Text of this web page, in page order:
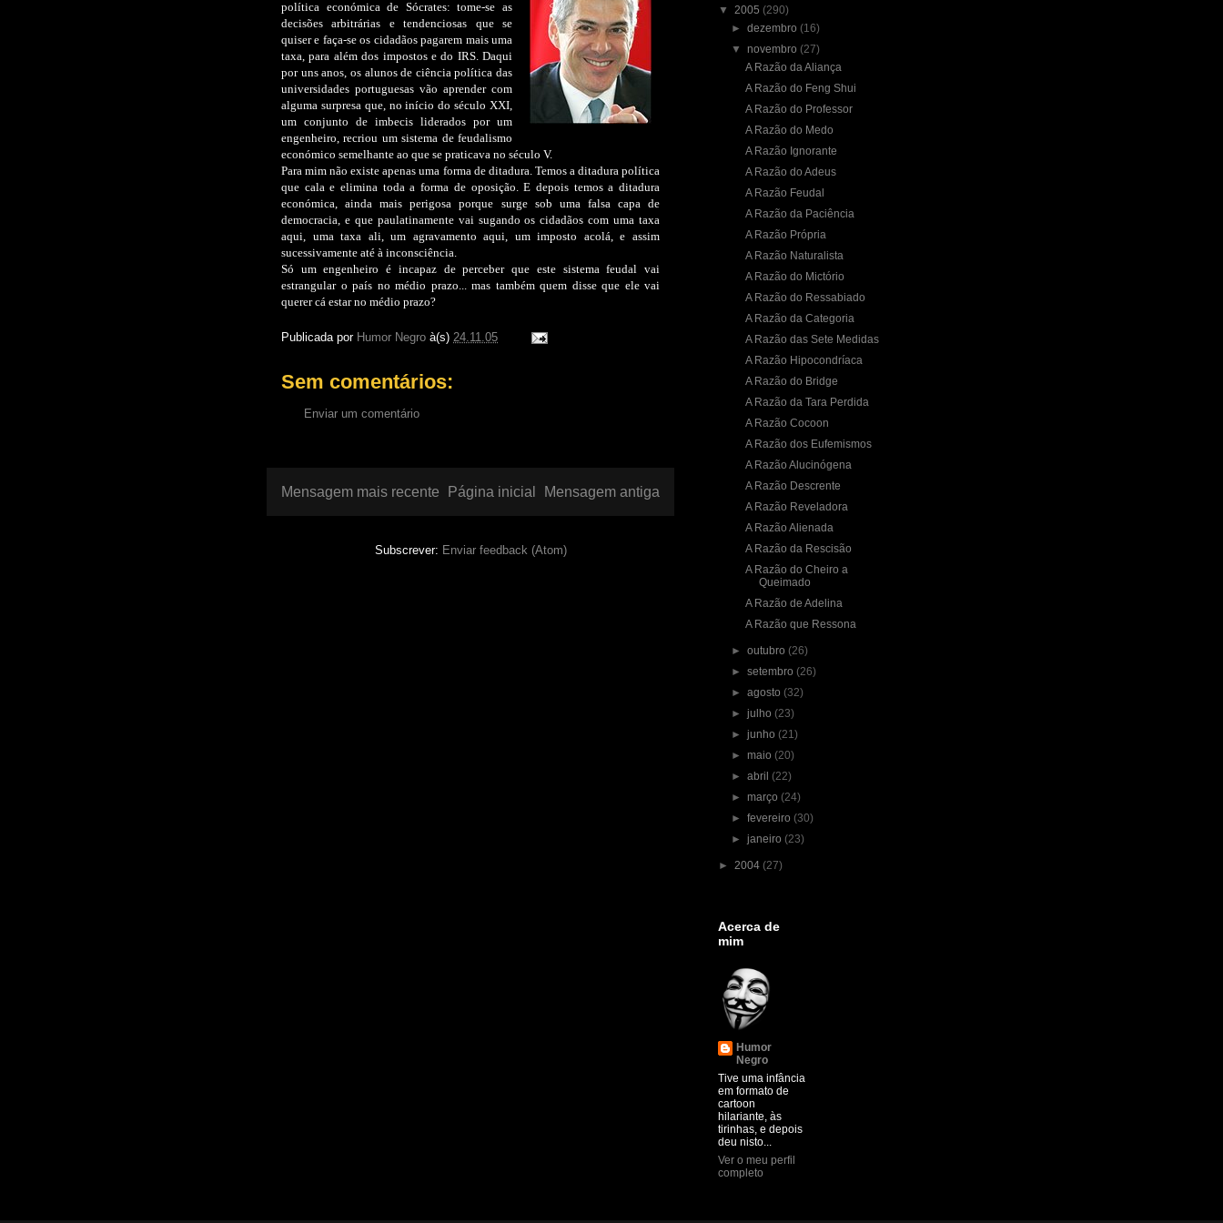
política económica de Sócrates: tome-se as
decisões arbitrárias e tendenciosas que se
quiser e faça-se os cidadãos pagarem mais uma
taxa, para além dos impostos e do IRS. Daqui
por uns anos, os alunos de ciência política das
universidades portuguesas vão aprender com
alguma surpresa que, no início do século XXI,
um conjunto de imbecis liderados por um
engenheiro, recriou um sistema de feudalismo
económico semelhante ao que se praticava no século V.
Para mim não existe apenas uma forma de ditadura. Temos a ditadura política
que cala e elimina toda a forma de oposição. E depois temos a ditadura
económica, ainda mais perigosa porque surge sob uma falsa capa de
democracia, e que paulatinamente vai sugando os cidadãos com uma taxa
aqui, uma taxa ali, um agravamento aqui, um imposto acolá, e assim
sucessivamente até à inconsciência.
Só um engenheiro é incapaz de perceber que este sistema feudal vai
estrangular o país no médio prazo... mas também quem disse que ele vai
querer cá estar no médio prazo?
Publicada por Humor Negro à(s) 24.11.05
Sem comentários:
Enviar um comentário
Mensagem mais recente Mensagem antiga
Página inicial
Subscrever: Enviar feedback (Atom)
▼ 2005 (290)
►dezembro (16)
▼novembro (27)
A Razão da Aliança
A Razão do Feng Shui
A Razão do Professor
A Razão do Medo
A Razão Ignorante
A Razão do Adeus
A Razão Feudal
A Razão da Paciência
A Razão Própria
A Razão Naturalista
A Razão do Mictório
A Razão do Ressabiado
A Razão da Categoria
A Razão das Sete Medidas
A Razão Hipocondríaca
A Razão do Bridge
A Razão da Tara Perdida
A Razão Cocoon
A Razão dos Eufemismos
A Razão Alucinógena
A Razão Descrente
A Razão Reveladora
A Razão Alienada
A Razão da Rescisão
A Razão do Cheiro a
Queimado
A Razão de Adelina
A Razão que Ressona
►outubro (26)
►setembro (26)
►agosto (32)
►julho (23)
►junho (21)
►maio (20)
►abril (22)
►março (24)
►fevereiro (30)
►janeiro (23)
► 2004 (27)
Acerca de
mim
Humor
Negro
Tive uma infância
em formato de
cartoon
hilariante, às
tirinhas, e depois
deu nisto...
Ver o meu perfil
completo